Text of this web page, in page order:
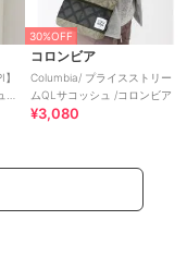
30%OFF
コロンビア
Columbia/ プライスストリー
ムQLサコッシュ /コロンビア
¥3,080